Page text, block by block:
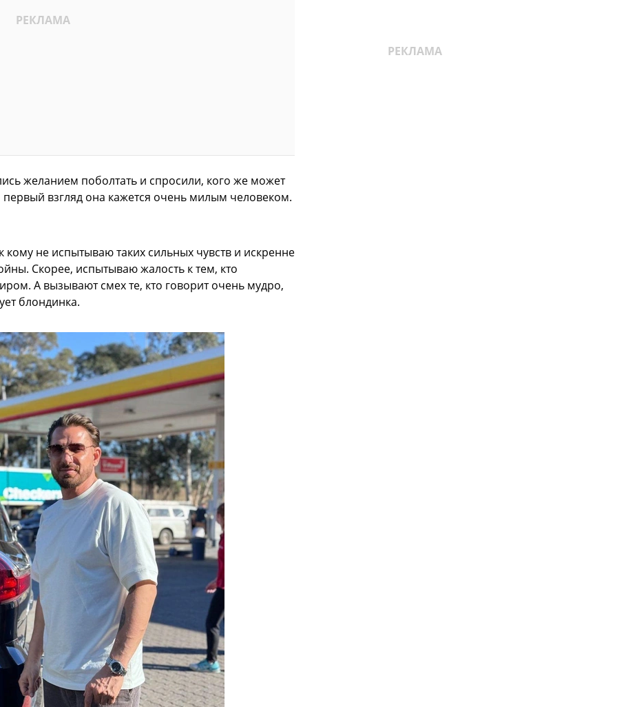
желанием поболтать и спросили, кого же может
взгляд она кажется очень милым человеком.
не испытываю таких сильных чувств и искренне
Скорее, испытываю жалость к тем, кто
А вызывают смех те, кто говорит очень мудро,
блондинка.